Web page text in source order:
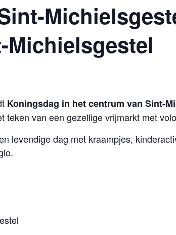
Michielsgestel
Koningsdag in het centrum van Sint-
teken van een gezellige vrijmarkt met
levendige dag met kraampjes,